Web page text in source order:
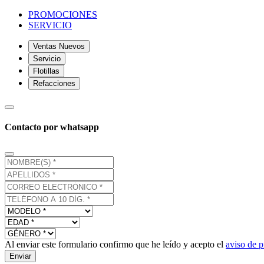
PROMOCIONES
SERVICIO
Ventas Nuevos
Servicio
Flotillas
Refacciones
Contacto por whatsapp
Al enviar este formulario confirmo que he leído y acepto el aviso de
Enviar